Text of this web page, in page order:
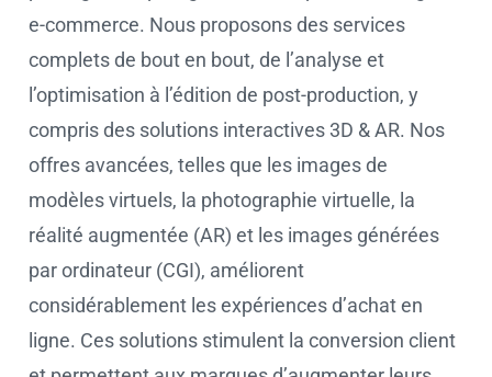
e-commerce. Nous proposons des services
complets de bout en bout, de l’analyse et
l’optimisation à l’édition de post-production, y
compris des solutions interactives 3D & AR. Nos
offres avancées, telles que les images de
modèles virtuels, la photographie virtuelle, la
réalité augmentée (AR) et les images générées
par ordinateur (CGI), améliorent
considérablement les expériences d’achat en
ligne. Ces solutions stimulent la conversion client